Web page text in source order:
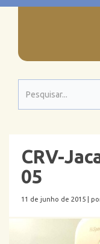
CRV-
05
11 de junho de 2015 |